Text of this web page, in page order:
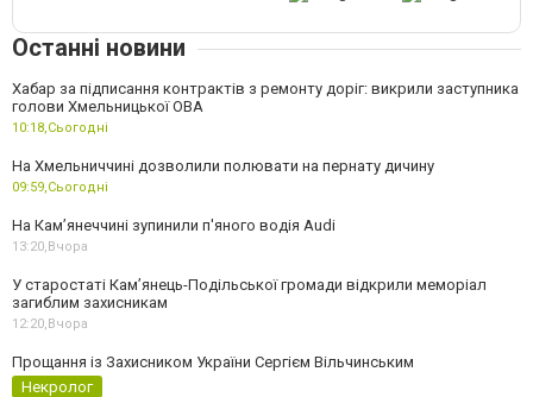
Останні новини
Хабар за підписання контрактів з ремонту доріг: викрили заступника
голови Хмельницької ОВА
10:18,Сьогодні
На Хмельниччині дозволили полювати на пернату дичину
09:59,Сьогодні
На Камʼянеччині зупинили п'яного водія Audi
13:20,Вчора
У старостаті Кам’янець-Подільської громади відкрили меморіал
загиблим захисникам
12:20,Вчора
Прощання із Захисником України Сергієм Вільчинським
Некролог